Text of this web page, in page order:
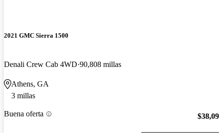
2021 GMC Sierra 1500
Denali Crew Cab 4WD 90,808 millas
Athens, GA
3 millas
Buena oferta